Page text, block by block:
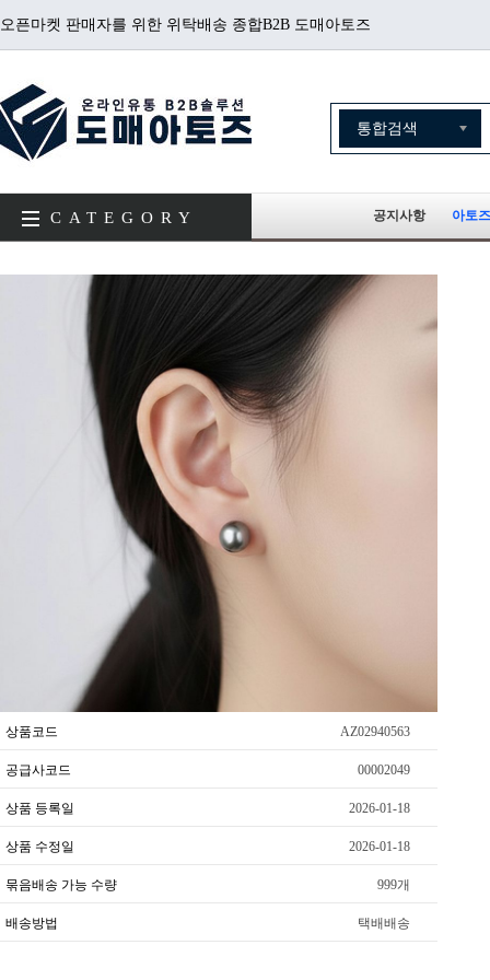
오픈마켓 판매자를 위한 위탁배송 종합B2B 도매아토즈
CATEGORY 공지사항 아토
상품코드 AZ02940563
공급사코드 00002049
상품 등록일 2026-01-18
상품 수정일 2026-01-18
묶음배송 가능 수량 999개
배송방법 택배배송